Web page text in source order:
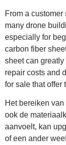
From a
many drone
especially for
carbon fiber
sheet can
repair costs and
for sale that offer
Het bereiken
ook de
aanvoelt, kan
of een ander